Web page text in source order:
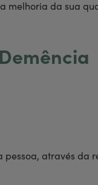
melhoria da sua
através da